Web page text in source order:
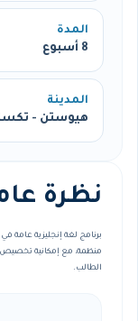
المدة
8 أسبوع
المدينة
هيوستن -
نظرة
منظمة، مع إمكانية تخصيص
الطالب.